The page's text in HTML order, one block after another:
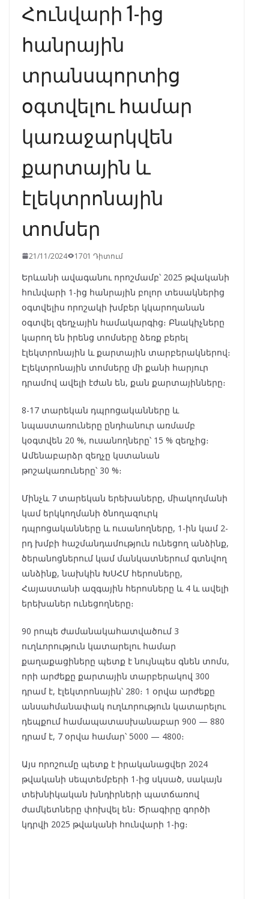
Հունվարի 1-ից
հանրային
տրանսպորտից
օգտվելու համար
կառաջարկվեն
քարտային և
էլեկտրոնային
տոմսեր
21/11/2024 1701 Դիտում
Երևանի ավագանու որոշմամբ՝ 2025 թվականի
հունվարի 1-ից հանրային բոլոր տեսակներից
օգտվելիս որոշակի խմբեր կկարողանան
օգտվել զեղչային համակարգից։ Բնակիչները
կարող են իրենց տոմսերը ձեռք բերել
էլեկտրոնային և քարտային տարբերակներով։
Էլեկտրոնային տոմսերը մի քանի հարյուր
դրամով ավելի էժան են, քան քարտայինները։
8-17 տարեկան դպրոցականները և
նպաստառուները ընդհանուր առմամբ
կօգտվեն 20 %, ուսանողները՝ 15 % զեղչից։
Ամենաբարձր զեղչը կստանան
թոշակառուները՝ 30 %։
Մինչև 7 տարեկան երեխաները, միակողմանի
կամ երկկողմանի ծնողազուրկ
դպրոցականները և ուսանողները, 1-ին կամ 2-
րդ խմբի հաշմանդամություն ունեցող անձինք,
ծերանոցներում կամ մանկատներում գտնվող
անձինք, նախկին ԽՍՀՄ հերոսները,
Հայաստանի ազգային հերոսները և 4 և ավելի
երեխաներ ունեցողները։
90 րոպե ժամանակահատվածում 3
ուղևորություն կատարելու համար
քաղաքացիները պետք է նույնպես գնեն տոմս,
որի արժեքը քարտային տարբերակով 300
դրամ է, էլեկտրոնային՝ 280։ 1 օրվա արժեքը
անսահմանափակ ուղևորություն կատարելու
դեպքում համապատասխանաբար 900 — 880
դրամ է, 7 օրվա համար՝ 5000 — 4800։
Այս որոշումը պետք է իրականացվեր 2024
թվականի սեպտեմբերի 1-ից սկսած, սակայն
տեխնիկական խնդիրների պատճառով
ժամկետները փոխվել են։ Ծրագիրը գործի
կդրվի 2025 թվականի հունվարի 1-ից։